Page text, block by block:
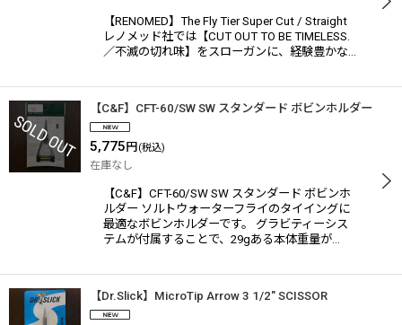
【RENOMED】The Fly Tier Super Cut / Straight
レノメッド社では【CUT OUT TO BE TIMELESS.
／不滅の切れ味】をスローガンに、経験豊かな…
【C&F】CFT-60/SW SW スタンダード ボビンホルダー
5,775 円 (税込)
在庫なし
【C&F】CFT-60/SW SW スタンダード ボビンホ
ルダー ソルトウォーターフライのタイイングに
最適なボビンホルダーです。 グラビティーシス
テムが付属することで、29gある本体重量が…
【Dr.Slick】MicroTip Arrow 3 1/2" SCISSOR